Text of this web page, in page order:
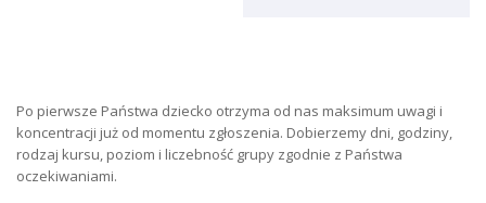
Po pierwsze Państwa dziecko otrzyma od nas maksimum uwagi i
koncentracji już od momentu zgłoszenia. Dobierzemy dni, godziny,
rodzaj kursu, poziom i liczebność grupy zgodnie z Państwa
oczekiwaniami.